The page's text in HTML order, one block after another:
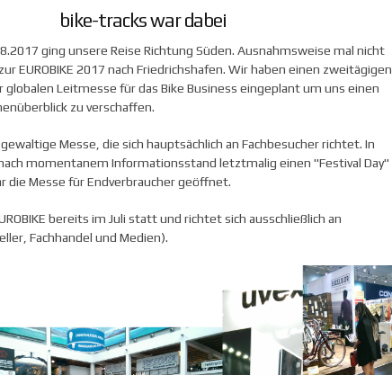
bike-tracks war dabei
ging unsere Reise Richtung Süden. Ausnahmsweise mal nicht
EUROBIKE 2017 nach Friedrichshafen. Wir haben einen zweitägigen
globalen Leitmesse für das Bike Business eingeplant um uns einen
zu verschaffen.
Messe, die sich hauptsächlich an Fachbesucher richtet. In
momentanem Informationsstand letztmalig einen "Festival Day"
die Messe für Endverbraucher geöffnet.
bereits im Juli statt und richtet sich ausschließlich an
Fachhandel und Medien).